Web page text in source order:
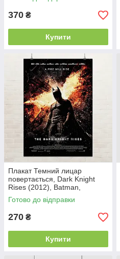
370 ₴
Купити
Плакат Темний лицар
повертається, Dark Knight
Rises (2012), Batman,
культове кіно, 60×43 см
Готово до відправки
270 ₴
Купити